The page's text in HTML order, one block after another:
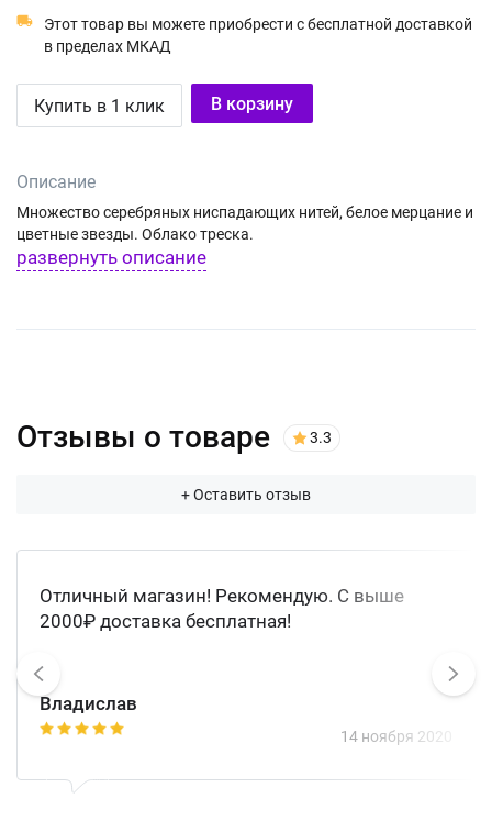
Этот товар вы можете приобрести с бесплатной доставкой
в пределах МКАД
Купить в 1 клик В корзину
Описание
Множество серебряных ниспадающих нитей, белое мерцание и
цветные звезды. Облако треска.
развернуть описание
Отзывы о товаре 3.3
+ Оставить отзыв
Отличный магазин! Рекомендую. С выше
2000₽ доставка бесплатная!
Владислав
1 2 3 4 5
14 ноября 2020